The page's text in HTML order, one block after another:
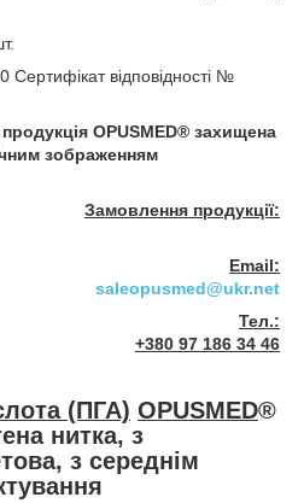
відповідності №
OPUSMED® захищена
зображенням
Замовлення продукції:
Email:
saleopusmed@ukr.net
Тел.:
+380 97 186 34 46
(ПГА) OPUSMED®
нитка, з
з середнім